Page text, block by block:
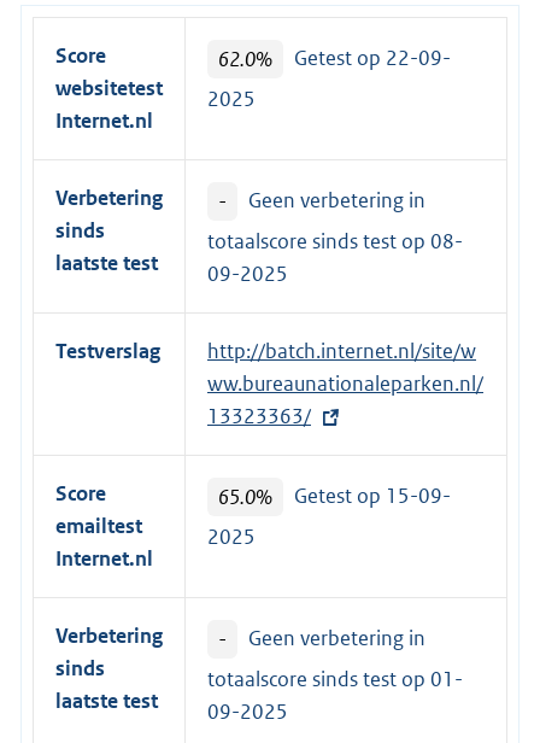
Score
websitetest
Internet.nl
62.0%
Getest op 22-09-
2025
Verbetering
sinds
laatste test
-
Geen verbetering in
totaalscore sinds test op 08-
09-2025
Testverslag
E
x
t
e
e
k
:
http://batch.internet.nl/site/w
ww.bureaunationaleparken.nl/
13323363/
Score
emailtest
Internet.nl
65.0%
Getest op 15-09-
2025
Verbetering
sinds
laatste test
-
Geen verbetering in
totaalscore sinds test op 01-
09-2025